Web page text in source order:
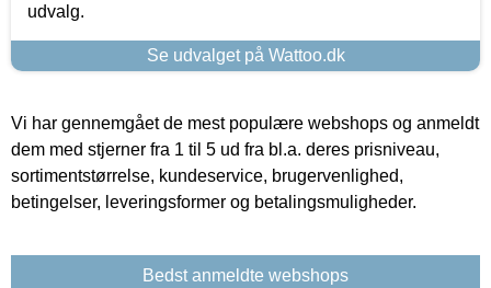
udvalg.
Se udvalget på Wattoo.dk
Vi har gennemgået de mest populære webshops og anmeldt
dem med stjerner fra 1 til 5 ud fra bl.a. deres prisniveau,
sortimentstørrelse, kundeservice, brugervenlighed,
betingelser, leveringsformer og betalingsmuligheder.
Bedst anmeldte webshops